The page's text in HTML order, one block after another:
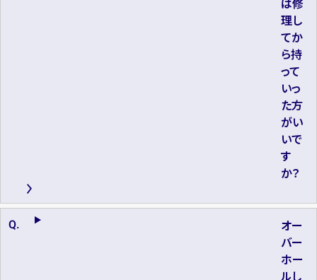
理し
てか
ら持
って
いっ
た方
がい
いで
す
か？
オー
バー
ホー
ルし